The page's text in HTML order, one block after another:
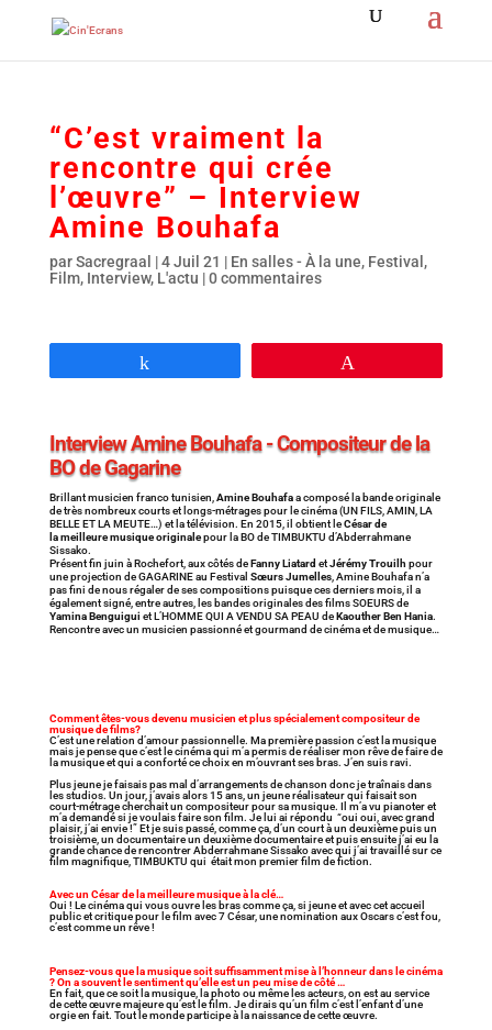
“C’est vraiment la
rencontre qui crée
l’œuvre” – Interview
Amine Bouhafa
parSacregraal |4 Juil 21 | En salles - À la une, Festival ,
Film, Interview, L'actu |0 commentaires
Interview Amine Bouhafa - Compositeur de la
BO de Gagarine
Brillant musicien franco tunisien, Amine Bouhafaa composé la bande originale
de très nombreux courts et longs-métrages pour le cinéma (UN FILS, AMIN, LA
BELLE ET LA MEUTE…) et la télévision. En 2015, il obtient leCésar de
la meilleure musique originalepour la BO de TIMBUKTU d’Abderrahmane
Sissako.
Présent fin juin à Rochefort, aux côtés deFanny Liatard etJérémy Trouilh pour
une projection de GAGARINE au Festival Sœurs Jumelles, Amine Bouhafa n’a
pas fini de nous régaler de ses compositions puisque ces derniers mois, il a
également signé, entre autres, les bandes originales des films SOEURS de
Yamina Benguigui et L’HOMME QUI A VENDU SA PEAU deKaouther Ben Hania.
Rencontre avec un musicien passionné et gourmand de cinéma et de musique…
Comment êtes-vous devenu musicien et plus spécialement compositeur de
musique de films?
C’est une relation d’amour passionnelle. Ma première passion c’est la musique
mais je pense que c’est le cinéma qui m’a permis de réaliser mon rêve de faire de
la musique et qui a conforté ce choix en m’ouvrant ses bras. J’en suis ravi.
Plus jeune je faisais pas mal d’arrangements de chanson donc je traînais dans
les studios. Un jour, j’avais alors 15 ans, un jeune réalisateur qui faisait son
court-métrage cherchait un compositeur pour sa musique. Il m’a vu pianoter et
m’a demandé si je voulais faire son film. Je lui ai répondu “oui oui, avec grand
plaisir, j’ai envie !” Et je suis passé, comme ça, d’un court à un deuxième puis un
troisième, un documentaire un deuxième documentaire et puis ensuite j’ai eu la
grande chance de rencontrer Abderrahmane Sissako avec qui j’ai travaillé sur ce
film magnifique, TIMBUKTU qui était mon premier film de fiction.
Avec un César de la meilleure musique à la clé…
Oui ! Le cinéma qui vous ouvre les bras comme ça, si jeune et avec cet accueil
public et critique pour le film avec 7 César, une nomination aux Oscars c’est fou,
c’est comme un rêve !
Pensez-vous que la musique soit suffisamment mise à l’honneur dans le cinéma
? On a souvent le sentiment qu’elle est un peu mise de côté …
En fait, que ce soit la musique, la photo ou même les acteurs, on est au service
de cette œuvre majeure qu’est le film. Je dirais qu’un film c’est l’enfant d’une
orgie en fait. Tout le monde participe à la naissance de cette œuvre.